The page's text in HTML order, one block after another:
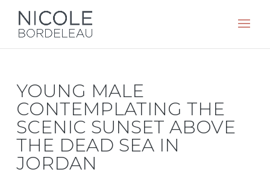
YOUNG MALE
CONTEMPLATING THE
SCENIC SUNSET ABOVE
THE DEAD SEA IN
JORDAN